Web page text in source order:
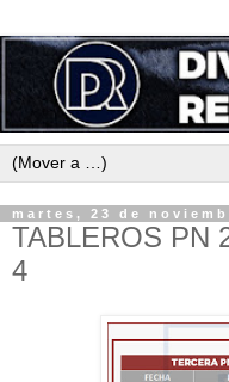
martes, 23 de
TABLEROS PN
4